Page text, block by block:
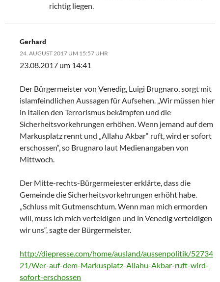
richtig liegen.
Gerhard
24. AUGUST 2017 UM 15:57 UHR
23.08.2017 um 14:41
Der Bürgermeister von Venedig, Luigi Brugnaro, sorgt mit
islamfeindlichen Aussagen für Aufsehen. „Wir müssen hier
in Italien den Terrorismus bekämpfen und die
Sicherheitsvorkehrungen erhöhen. Wenn jemand auf dem
Markusplatz rennt und „Allahu Akbar“ ruft, wird er sofort
erschossen“, so Brugnaro laut Medienangaben von
Mittwoch.
Der Mitte-rechts-Bürgermeiester erklärte, dass die
Gemeinde die Sicherheitsvorkehrungen erhöht habe.
„Schluss mit Gutmenschtum. Wenn man mich ermorden
will, muss ich mich verteidigen und in Venedig verteidigen
wir uns“, sagte der Bürgermeister.
http://diepresse.com/home/ausland/aussenpolitik/52734
21/Wer-auf-dem-Markusplatz-Allahu-Akbar-ruft-wird-
sofort-erschossen